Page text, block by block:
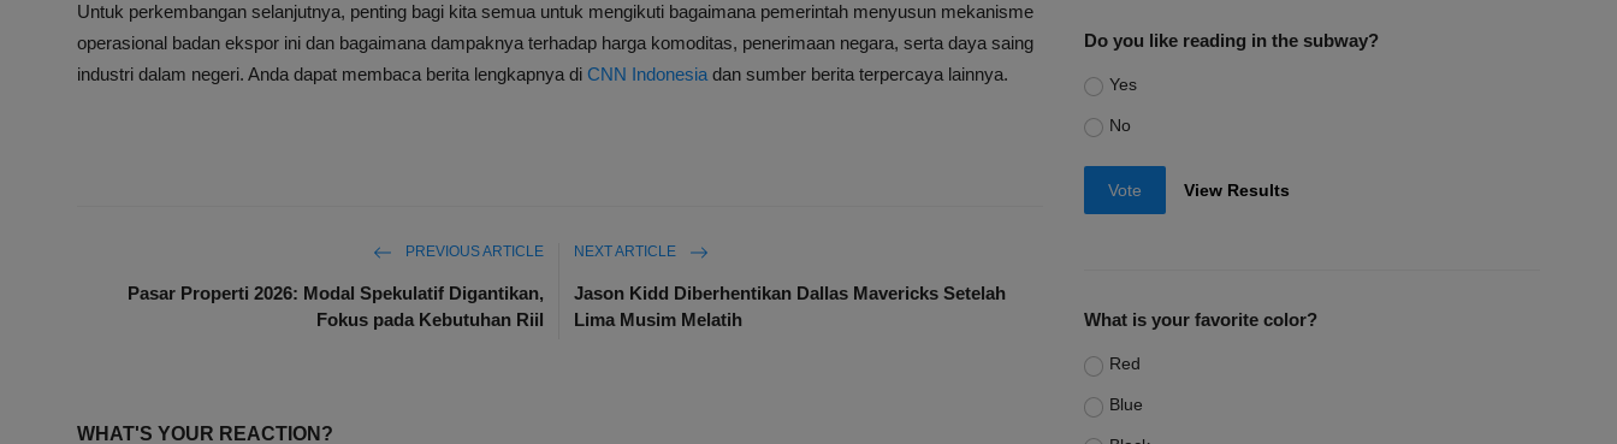
Untuk perkembangan selanjutnya, penting bagi kita semua untuk mengikuti bagaimana pemerintah menyusun mekanisme
operasional badan ekspor ini dan bagaimana dampaknya terhadap harga komoditas, penerimaan negara, serta daya saing
industri dalam negeri. Anda dapat membaca berita lengkapnya di CNN Indonesia dan sumber berita terpercaya lainnya.
PREVIOUS ARTICLE
Pasar Properti 2026: Modal Spekulatif Digantikan,
Fokus pada Kebutuhan Riil
NEXT ARTICLE
Jason Kidd Diberhentikan Dallas Mavericks Setelah
Lima Musim Melatih
WHAT'S YOUR REACTION?
Do you like reading in the subway?
Yes
No
Vote View Results
What is your favorite color?
Red
Blue